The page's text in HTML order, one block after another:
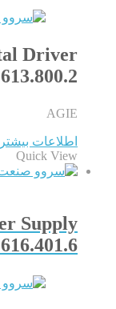
Driver
AGIE
اطلاعات بیشتر
Quick View
Supply